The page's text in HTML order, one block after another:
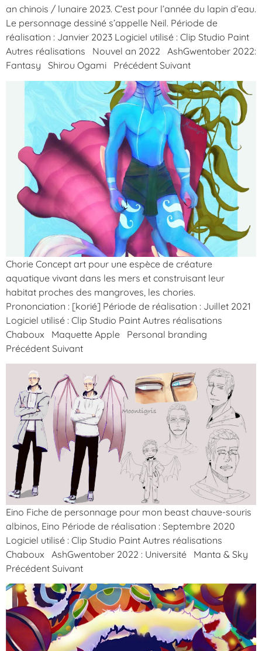
an chinois / lunaire 2023. C’est pour l’année du lapin d’eau.
Le personnage dessiné s’appelle Neil. Période de
réalisation : Janvier 2023 Logiciel utilisé : Clip Studio Paint
Autres réalisations Nouvel an 2022 AshGwentober 2022:
Fantasy Shirou Ogami Précédent Suivant
Chorie Concept art pour une espèce de créature
aquatique vivant dans les mers et construisant leur
habitat proches des mangroves, les chories.
Prononciation : [korié] Période de réalisation : Juillet 2021
Logiciel utilisé : Clip Studio Paint Autres réalisations
Chaboux Maquette Apple Personal branding
Précédent Suivant
Eino Fiche de personnage pour mon beast chauve-souris
albinos, Eino Période de réalisation : Septembre 2020
Logiciel utilisé : Clip Studio Paint Autres réalisations
Chaboux AshGwentober 2022 : Université Manta & Sky
Précédent Suivant